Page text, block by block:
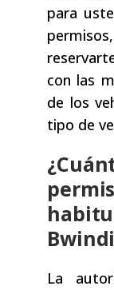
para
con las
de los
tipo de
La